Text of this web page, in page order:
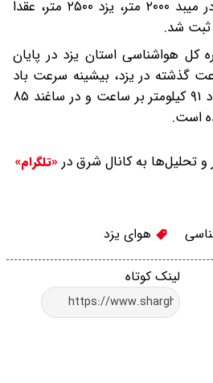
چهارشنبه ۲۳ اردیبهشت در میبد ۲۰۰۰ متر، یزد ۲۵۰۰ متر، عقدا
کل هواشناسی استان یزد در پایان
در ۲۴ ساعت گذشته در یزد، بیشینه سرعت باد
لحظه‌ای در ایستگاه منشاد ۹۱ کیلومتر بر ساعت و در ساغند ۸۵
است.
و تحلیل‌ها به کانال شرق در «تلگرام»
هوای یزد
لینک کوتاه